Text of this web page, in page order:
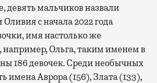
мальчиков назвали
с начала 2022 года
имя настолько же
например, Ольга, таким именем в
186 девочек. Среди необычных
имена Аврора (156), Злата (133),